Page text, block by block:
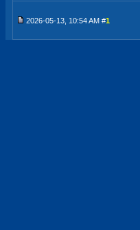
2026-05-13, 10:54 AM #1